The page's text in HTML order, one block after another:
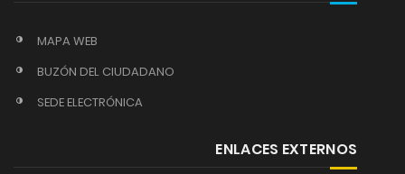
MAPA WEB
BUZÓN DEL CIUDADANO
SEDE ELECTRÓNICA
ENLACES EXTERNOS